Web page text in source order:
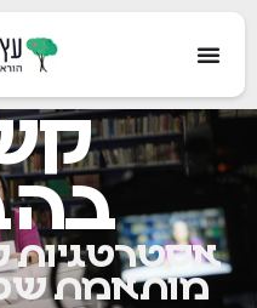
אסטרטגיות
מותאמת